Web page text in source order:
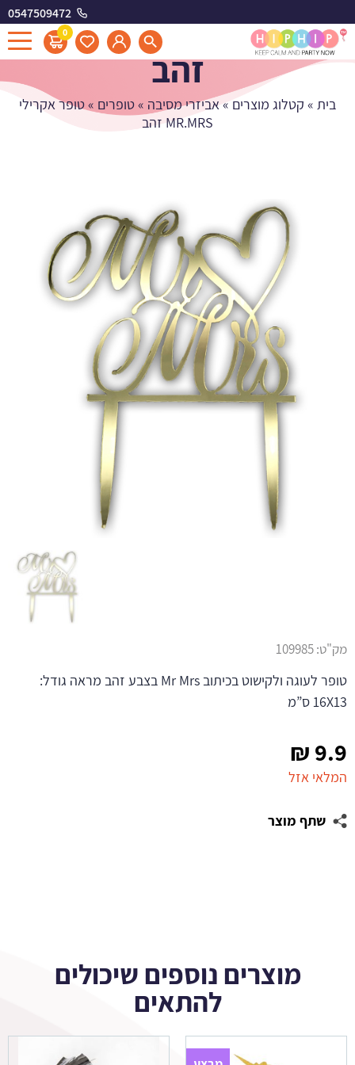
0547509472
0
טופר אקרילי MR.MRS
זהב
בית » קטלוג מוצרים »אביזרי מסיבה »טופרים »טופר אקרילי
MR.MRS זהב
9.9
₪
המלאי אזל
שתף מוצר
מק"ט:109985
טופר לעוגה ולקישוט בכיתוב Mr Mrs בצבע זהב מראה גודל:
16X13 ס”מ
מוצרים נוספים שיכולים
להתאים